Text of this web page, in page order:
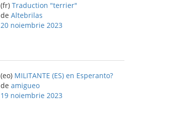
(fr) Traduction "terrier"
de Altebrilas
20 noiembrie 2023
(eo) MILITANTE (ES) en Esperanto?
de amigueo
19 noiembrie 2023